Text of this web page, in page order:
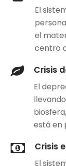
El
el
centro a
Crisis
El
está en
Crisis
El